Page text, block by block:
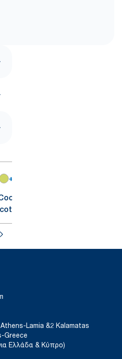
+
Χαρτοπετσέτα
Lamia &2 Kalamatas
Greece
Ελλάδα & Κύπρο)